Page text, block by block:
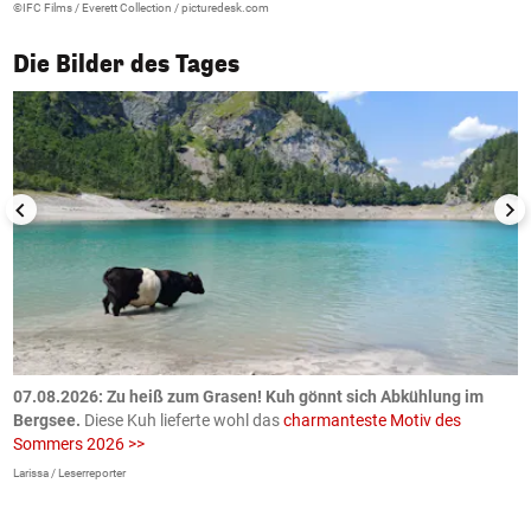
©IFC Films / Everett Collection / picturedesk.com
Die Bilder des Tages
1/50
07.08.2026: Zu heiß zum Grasen! Kuh gönnt sich Abkühlung im
Bergsee. Diese Kuh lieferte wohl dascharmanteste Motiv des
Sommers 2026 >>
Larissa / Leserreporter